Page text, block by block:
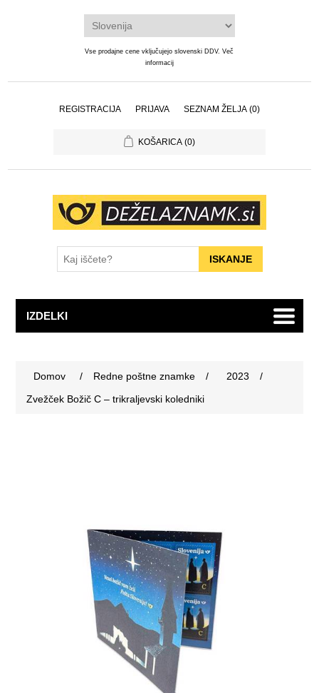
Vse prodajne cene vključujejo slovenski DDV.Več
informacij
REGISTRACIJA PRIJAVA SEZNAM ŽELJA (0)
KOŠARICA (0)
IZDELKI
Domov / Redne poštne znamke / 2023
/
Zvežček Božič C – trikraljevski koledniki